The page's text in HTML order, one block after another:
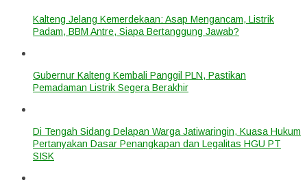
Kalteng Jelang Kemerdekaan: Asap Mengancam, Listrik
Padam, BBM Antre, Siapa Bertanggung Jawab?
Gubernur Kalteng Kembali Panggil PLN, Pastikan
Pemadaman Listrik Segera Berakhir
Di Tengah Sidang Delapan Warga Jatiwaringin, Kuasa Hukum
Pertanyakan Dasar Penangkapan dan Legalitas HGU PT
SISK